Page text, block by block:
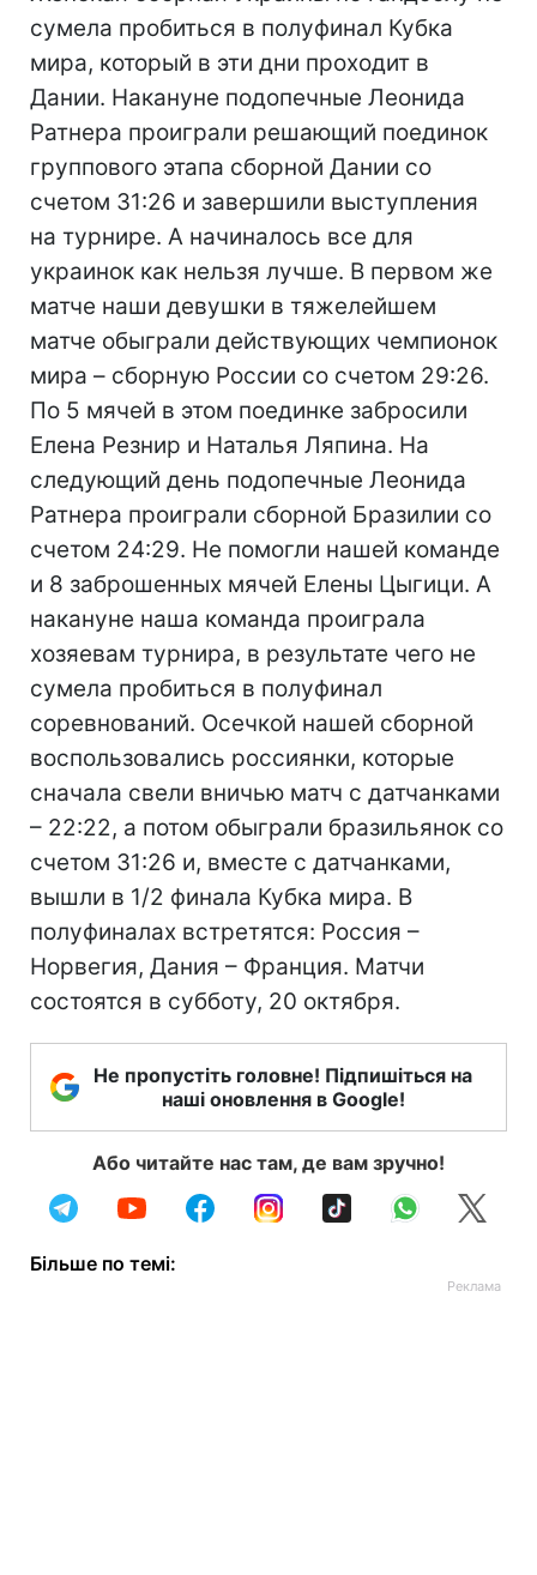
сумела пробиться в полуфинал Кубка
мира, который в эти дни проходит в
Дании. Накануне подопечные Леонида
Ратнера проиграли решающий поединок
группового этапа сборной Дании со
счетом 31:26 и завершили выступления
на турнире. А начиналось все для
украинок как нельзя лучше. В первом же
матче наши девушки в тяжелейшем
матче обыграли действующих чемпионок
мира – сборную России со счетом 29:26.
По 5 мячей в этом поединке забросили
Елена Резнир и Наталья Ляпина. На
следующий день подопечные Леонида
Ратнера проиграли сборной Бразилии со
счетом 24:29. Не помогли нашей команде
и 8 заброшенных мячей Елены Цыгици. А
накануне наша команда проиграла
хозяевам турнира, в результате чего не
сумела пробиться в полуфинал
соревнований. Осечкой нашей сборной
воспользовались россиянки, которые
сначала свели вничью матч с датчанками
– 22:22, а потом обыграли бразильянок со
счетом 31:26 и, вместе с датчанками,
вышли в 1/2 финала Кубка мира. В
полуфиналах встретятся: Россия –
Норвегия, Дания – Франция. Матчи
состоятся в субботу, 20 октября.
Не пропустіть головне! Підпишіться на
наші оновлення в Google!
Або читайте нас там, де вам зручно!
Більше по темі: